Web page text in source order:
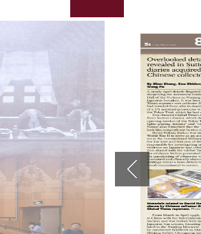
研究院简介
院长致辞
院领导
学术委员会